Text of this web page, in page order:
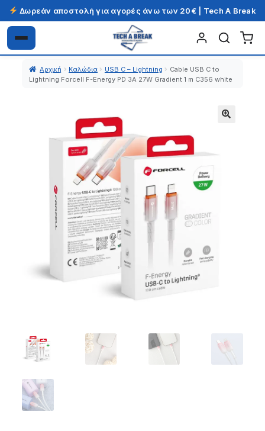
Δωρεάν αποστολή για αγορές άνω των 20€ | Tech A Break
Απευθείας
μετάβαση
πλοήγηση
Μετάβαση
σε
περιεχόμενο
Αρχική Καλώδια USB C – Lightning
Cable USB C to
Lightning Forcell F-Energy PD 3A 27W Gradient 1 m C356 white